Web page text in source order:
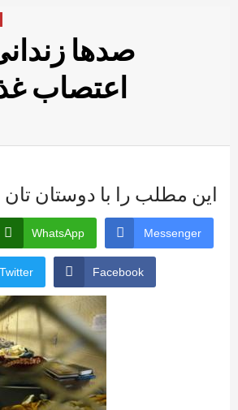
صدها
اعتصاب
این مطلب را با دوستان
WhatsApp Messenger
Twitter Facebook